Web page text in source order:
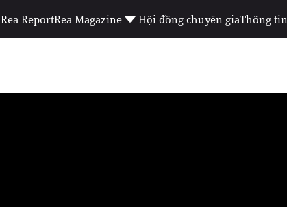
Rea ReportRea Magazine Hội đồng chuyên giaThông